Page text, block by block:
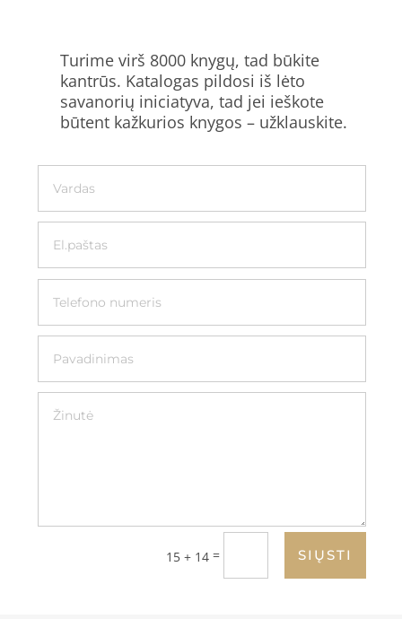
Turime virš 8000 knygų, tad būkite
kantrūs. Katalogas pildosi iš lėto
savanorių iniciatyva, tad jei ieškote
būtent kažkurios knygos – užklauskite.
15 + 14 = SIŲSTI